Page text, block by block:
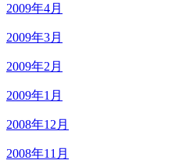
2009年4月
2009年3月
2009年2月
2009年1月
2008年12月
2008年11月